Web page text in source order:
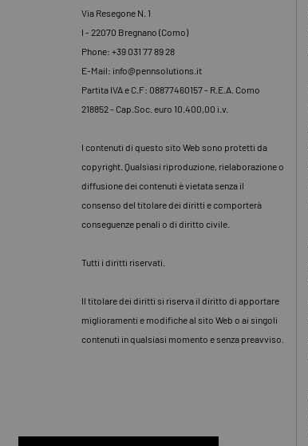
Via Resegone N. 1
I - 22070 Bregnano (Como)
Phone: +39 031 77 89 28
E-Mail: info@pennsolutions.it
Partita IVA e C.F: 08877460157 - R.E.A. Como
218852 - Cap.Soc. euro 10.400,00 i.v.
I contenuti di questo sito Web sono protetti da
copyright. Qualsiasi riproduzione, rielaborazione o
diffusione dei contenuti è vietata senza il
consenso del titolare dei diritti e comporterà
conseguenze penali o di diritto civile.
Tutti i diritti riservati.
Il titolare dei diritti si riserva il diritto di apportare
miglioramenti e modifiche al sito Web o ai singoli
contenuti in qualsiasi momento e senza preavviso.